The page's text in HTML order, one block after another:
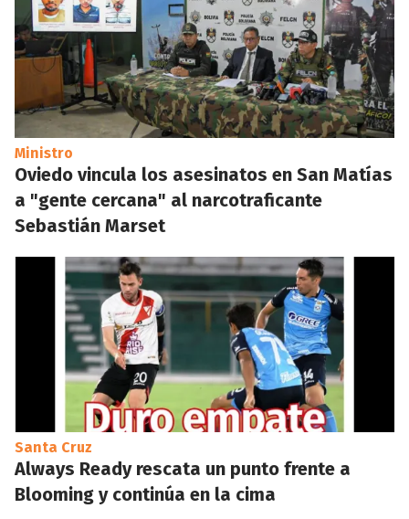
Ministro
Oviedo vincula los asesinatos en San Matías
a "gente cercana" al narcotraficante
Sebastián Marset
Santa Cruz
Always Ready rescata un punto frente a
Blooming y continúa en la cima